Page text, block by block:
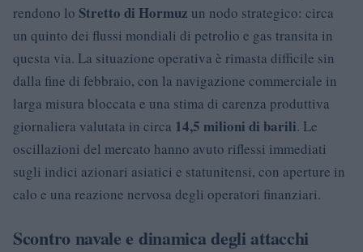
rendono lo Stretto di Hormuz un nodo strategico: circa
un quinto dei flussi mondiali di petrolio e gas transita in
questa via. La situazione operativa è rimasta difficile sin
dalla fine di febbraio, con la navigazione commerciale in
larga misura bloccata e una stima di carenza produttiva
giornaliera valutata in circa 14,5 milioni di barili. Le
oscillazioni del mercato hanno avuto riflessi immediati
sugli indici azionari asiatici e statunitensi, con aperture in
calo e una reazione nervosa degli operatori finanziari.
Scontro navale e dinamica degli attacchi